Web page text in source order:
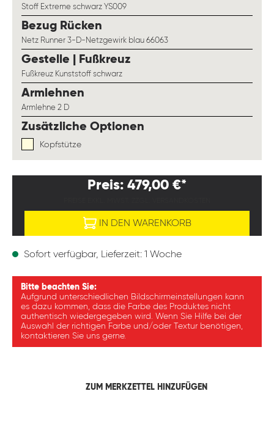
Stoff Extreme schwarz YS009
Bezug Rücken
Netz Runner 3-D-Netzgewirk blau 66063
Gestelle | Fußkreuz
Fußkreuz Kunststoff schwarz
Armlehnen
Armlehne 2 D
Zusätzliche Optionen
Kopfstütze
Preis: 479,00 €*
IN DEN WARENKORB
Sofort verfügbar, Lieferzeit: 1 Woche
Bitte beachten Sie:
Aufgrund unterschiedlichen Bildschirmeinstellungen kann
es dazu kommen, dass die Farbe des Produktes nicht
authentisch wiedergegeben wird. Wenn Sie Hilfe bei der
Auswahl der richtigen Farbe und/oder Textur benötigen,
kontaktieren Sie uns gerne.
ZUM MERKZETTEL HINZUFÜGEN